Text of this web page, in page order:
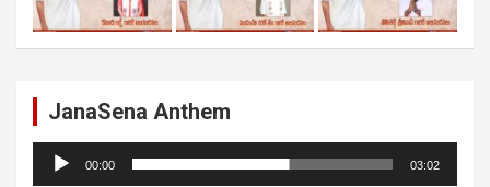
JanaSena Anthem
Audio
Player
00:00 03:02